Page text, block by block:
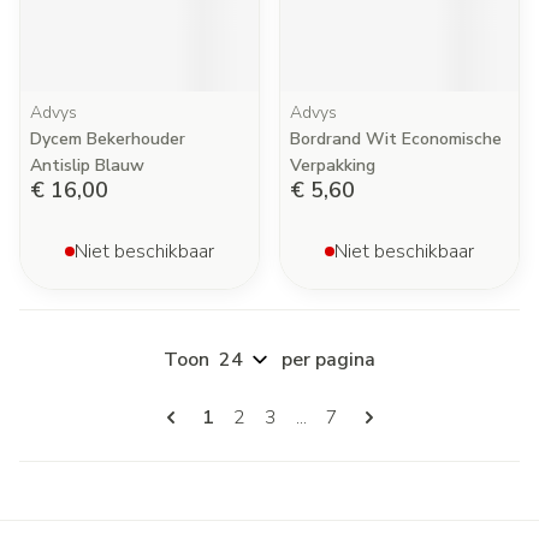
Advys
Dycem Bekerhouder
Antislip Blauw
€ 16,00
Niet beschikbaar
Advys
Bordrand Wit Economische
Verpakking
€ 5,60
Niet beschikbaar
Pagina's
U lees momenteel pagina
1 Pagina
2 Pagina
3 ... Pagina
7
Toon per pagina